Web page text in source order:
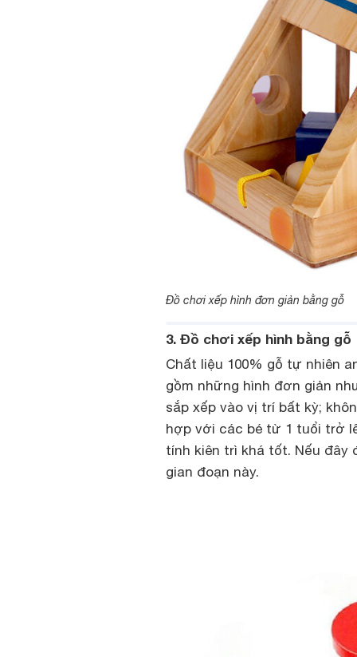
Đồ chơi xếp hình đơn giản bằng gỗ
3. Đồ chơi xếp hình bằng gỗ
Chất liệu 100% gỗ tự nhiên
gồm những hình đơn giản
sắp xếp vào vị trí bất kỳ;
hợp với các bé từ 1 tuổi trở
tính kiên trì khá tốt. Nếu
gian đoạn này.